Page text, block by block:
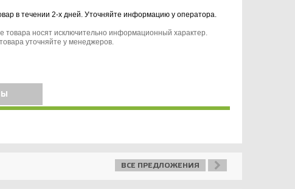
в течении 2-х дней. Уточняйте информацию у оператора.
товара носят исключительно информационный характер.
уточняйте у менеджеров.
ВСЕ ПРЕДЛОЖЕНИЯ